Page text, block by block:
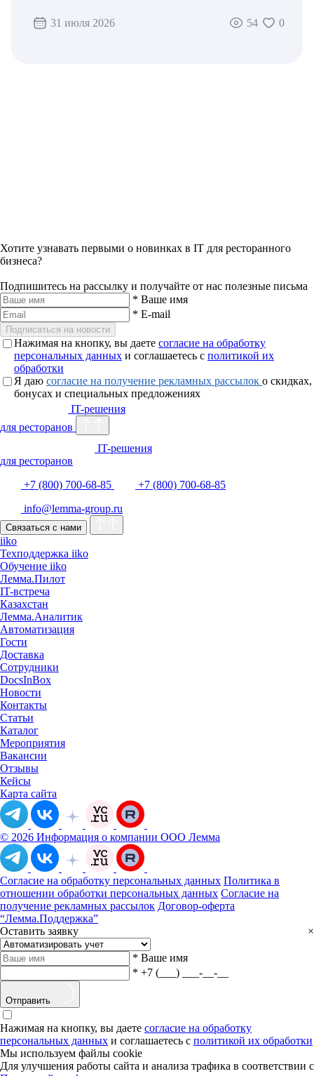
31 июля 2026 54 0
Хотите узнавать первыми о новинках в IT для ресторанного
бизнеса?
Подпишитесь на рассылку и получайте от нас полезные письма
* Ваше имя
* E-mail
Подписаться на новости
Нажимая на кнопку, вы даете согласие на обработку
персональных данных и соглашаетесь с политикой их
обработки
Я даю согласие на получение рекламных рассылок о скидках,
бонусах и специальных предложениях
IT-решения
для ресторанов
IT-решения
для ресторанов
+7 (800) 700-68-85
+7 (800) 700-68-85
info@lemma-group.ru
Связаться с нами
iiko
Техподдержка iiko
Обучение iiko
Лемма.Пилот
IT-встреча
Казахстан
Лемма.Аналитик
Автоматизация
Гости
Доставка
Сотрудники
DocsInBox
Новости
Контакты
Статьи
Каталог
Мероприятия
Вакансии
Отзывы
Кейсы
Карта сайта
© 2026 Информация о компании ООО Лемма
Согласие на обработку персональных данных Политика в
отношении обработки персональных данных Согласие на
получение рекламных рассылок Договор-оферта
“Лемма.Поддержка”
Оставить заявку
×
* Ваше имя
* +7 (___) ___-__-__
Отправить
Нажимая на кнопку, вы даете согласие на обработку
персональных данных и соглашаетесь с политикой их обработки
Мы используем файлы cookie
Для улучшения работы сайта и анализа трафика в соответствии с